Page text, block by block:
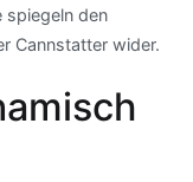
spiegeln den
Cannstatter wider.